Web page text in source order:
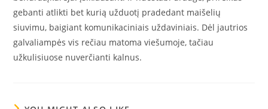
gebanti atlikti bet kurią užduotį pradedant maišelių
siuvimu, baigiant komunikaciniais uždaviniais. Dėl jautrios
galvaliampės vis rečiau matoma viešumoje, tačiau
užkulisiuose nuverčianti kalnus.